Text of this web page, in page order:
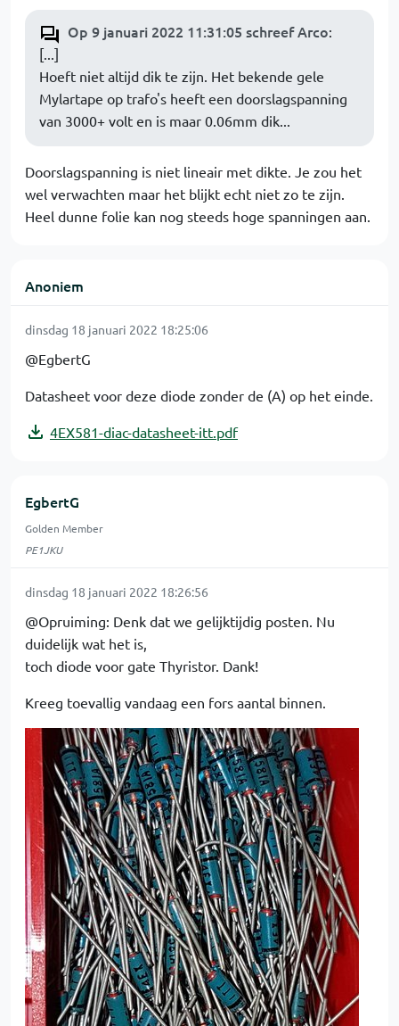
Op 9 januari 2022 11:31:05 schreef Arco:
[...]
Hoeft niet altijd dik te zijn. Het bekende gele
Mylartape op trafo's heeft een doorslagspanning
van 3000+ volt en is maar 0.06mm dik...
Doorslagspanning is niet lineair met dikte. Je zou het
wel verwachten maar het blijkt echt niet zo te zijn.
Heel dunne folie kan nog steeds hoge spanningen aan.
Anoniem
dinsdag 18 januari 2022 18:25:06
@EgbertG
Datasheet voor deze diode zonder de (A) op het einde.
4EX581-diac-datasheet-itt.pdf
EgbertG
Golden Member
PE1JKU
dinsdag 18 januari 2022 18:26:56
@Opruiming: Denk dat we gelijktijdig posten. Nu
duidelijk wat het is,
toch diode voor gate Thyristor. Dank!
Kreeg toevallig vandaag een fors aantal binnen.